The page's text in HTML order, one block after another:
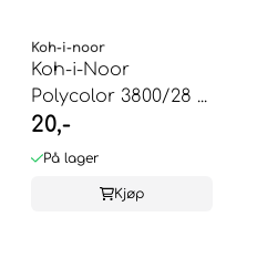
Koh-i-noor
Koh-i-Noor
Polycolor 3800/28 ...
20,-
På lager
Kjøp